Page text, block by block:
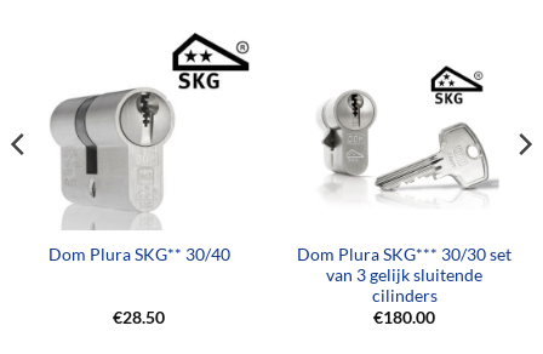
Dom Plura SKG** 30/40
€28.50
Dom Plura SKG*** 30/30 set
van 3 gelijk sluitende
cilinders
€180.00